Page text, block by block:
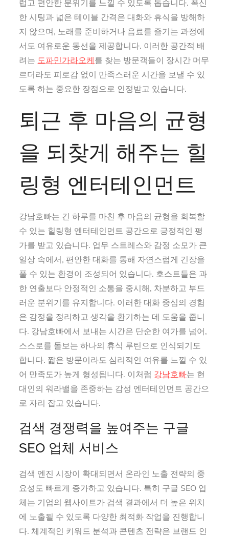
럽고 편안한 분위기를 느낄 수 있도록 돕습니다. 폭신
한 시팅과 넓은 테이블 간격은 대화와 휴식을 방해하
지 않으며, 노래를 준비하거나 음료를 즐기는 과정에
서도 여유로운 동선을 제공합니다. 이러한 공간적 배
려는 도파민가라오케를 찾는 방문객들이 장시간 머무
르더라도 피로감 없이 만족스러운 시간을 보낼 수 있
도록 하는 중요한 장점으로 인정받고 있습니다.
퇴근 후 마음의 균형
을 되찾게 해주는 힐
링형 엔터테인먼트
강남호빠는 긴 하루를 마친 후 마음의 균형을 회복할
수 있는 힐링형 엔터테인먼트 공간으로 긍정적인 평
가를 받고 있습니다. 업무 스트레스와 감정 소모가 큰
일상 속에서, 편안한 대화를 통해 자연스럽게 긴장을
풀 수 있는 환경이 조성되어 있습니다. 호스트들은 과
한 연출보다 안정적인 소통을 중시해, 차분하고 부드
러운 분위기를 유지합니다. 이러한 대화 중심의 경험
은 감정을 정리하고 생각을 환기하는 데 도움을 줍니
다. 강남호빠에서 보내는 시간은 단순한 여가를 넘어,
스스로를 돌보는 하나의 휴식 루틴으로 인식되기도
합니다. 짧은 방문이라도 심리적인 여유를 느낄 수 있
어 만족도가 높게 형성됩니다. 이처럼 강남호빠는 현
대인의 워라밸을 존중하는 감성 엔터테인먼트 공간으
로 자리 잡고 있습니다.
검색 경쟁력을 높여주는 구글
SEO 업체 서비스
검색 엔진 시장이 확대되면서 온라인 노출 전략의 중
요성도 빠르게 증가하고 있습니다. 특히 구글 SEO 업
체는 기업의 웹사이트가 검색 결과에서 더 높은 위치
에 노출될 수 있도록 다양한 최적화 작업을 진행합니
다. 체계적인 키워드 분석과 콘텐츠 전략은 브랜드 인